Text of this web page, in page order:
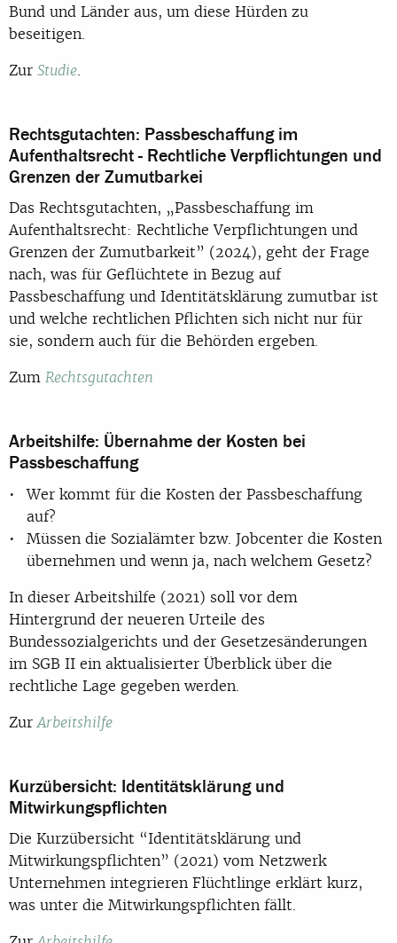
Bund und Länder aus, um diese Hürden zu
beseitigen.
Zur Studie.
Rechtsgutachten: Passbeschaffung im
Aufenthaltsrecht - Rechtliche Verpflichtungen und
Grenzen der Zumutbarkei
Das Rechtsgutachten, „Passbeschaffung im
Aufenthaltsrecht: Rechtliche Verpflichtungen und
Grenzen der Zumutbarkeit” (2024), geht der Frage
nach, was für Geflüchtete in Bezug auf
Passbeschaffung und Identitätsklärung zumutbar ist
und welche rechtlichen Pflichten sich nicht nur für
sie, sondern auch für die Behörden ergeben.
Zum Rechtsgutachten
Arbeitshilfe: Übernahme der Kosten bei
Passbeschaffung
Wer kommt für die Kosten der Passbeschaffung
auf?
Müssen die Sozialämter bzw. Jobcenter die Kosten
übernehmen und wenn ja, nach welchem Gesetz?
In dieser Arbeitshilfe (2021) soll vor dem
Hintergrund der neueren Urteile des
Bundessozialgerichts und der Gesetzesänderungen
im SGB II ein aktualisierter Überblick über die
rechtliche Lage gegeben werden.
ZurArbeitshilfe
Kurzübersicht: Identitätsklärung und
Mitwirkungspflichten
Die Kurzübersicht “Identitätsklärung und
Mitwirkungspflichten” (2021) vom Netzwerk
Unternehmen integrieren Flüchtlinge erklärt kurz,
was unter die Mitwirkungspflichten fällt.